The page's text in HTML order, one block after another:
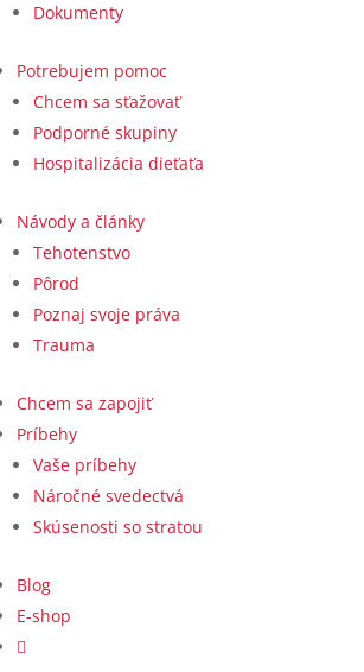
Dokumenty
Potrebujem pomoc
Chcem sa sťažovať
Podporné skupiny
Hospitalizácia dieťaťa
Návody a články
Tehotenstvo
Pôrod
Poznaj svoje práva
Trauma
Chcem sa zapojiť
Príbehy
Vaše príbehy
Náročné svedectvá
Skúsenosti so stratou
Blog
E-shop